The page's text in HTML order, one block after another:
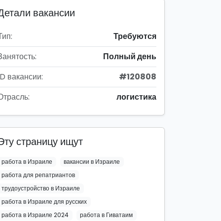
вакансии
Требуются
Полный день
вакансии:
#120808
логистика
страницу ищут
работа в Израиле
вакансии в Израиле
работа для репатриантов
трудоустройство в Израиле
работа в Израиле для русских
работа в Израиле 2024
работа в Гиватаим